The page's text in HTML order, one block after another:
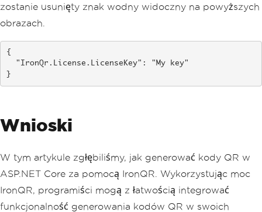
Name(filePath);
// qr code file
s.Request.PathBase}"
+
"/GeneratedQRCo
ViewBag.QrCodeUri = imageUrl
catch
(Exception)
return
zostanie usunięty znak wodny widoczny na powyższych
obrazach.
{
}
Wnioski
W tym artykule zgłębiliśmy, jak generować kody QR w
ASP.NET Core za pomocą IronQR. Wykorzystując moc
IronQR, programiści mogą z łatwością integrować
funkcjonalność generowania kodów QR w swoich